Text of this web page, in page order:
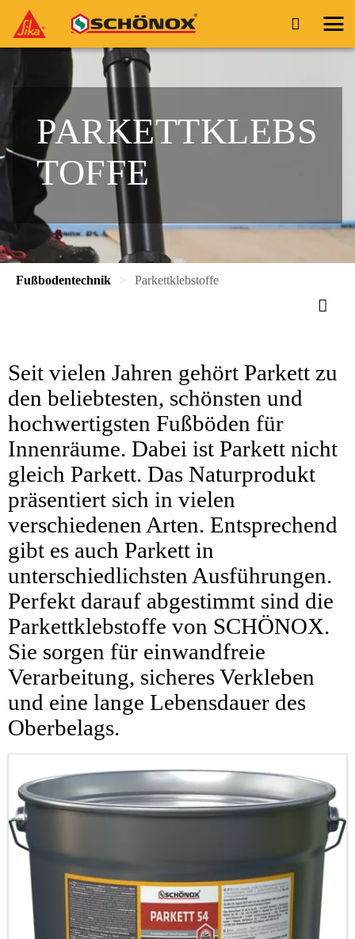
PARKETTKLEBS
TOFFE
Fußbodentechnik Parkettklebstoffe
Seit vielen Jahren gehört Parkett zu
den beliebtesten, schönsten und
hochwertigsten Fußböden für
Innenräume. Dabei ist Parkett nicht
gleich Parkett. Das Naturprodukt
präsentiert sich in vielen
verschiedenen Arten. Entsprechend
gibt es auch Parkett in
unterschiedlichsten Ausführungen.
Perfekt darauf abgestimmt sind die
Parkettklebstoffe von SCHÖNOX.
Sie sorgen für einwandfreie
Verarbeitung, sicheres Verkleben
und eine lange Lebensdauer des
Oberbelags.